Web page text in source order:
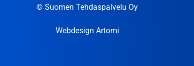
© Suomen Tehdaspalvelu Oy
Webdesign Artomi